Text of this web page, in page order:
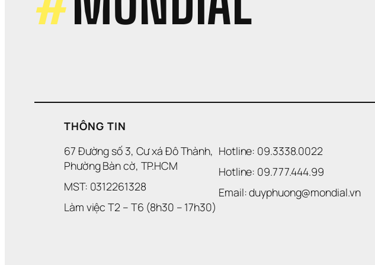
THÔNG TIN
67 Đường số 3, Cư xá Đô Thành,
Phường Bàn cờ, TP.HCM
MST: 0312261328
Làm việc T2 – T6 (8h30 – 17h30)
Hotline: 09.3338.0022
Hotline: 09.777.444.99
Email: duyphuong@mondial.vn